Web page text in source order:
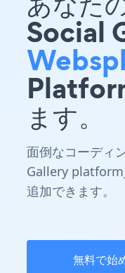
Social
ます。
面倒なコーディ
Gallery
追加できます。
無料で始